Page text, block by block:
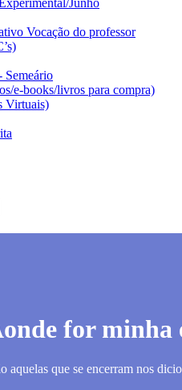
Junho
Vocação do professor
Semeário
e-books/livros para compra)
Virtuais)
for minha
aquelas que se encerram nos